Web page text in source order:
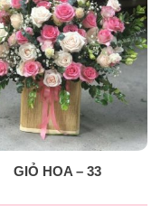
GIỎ HOA – 33